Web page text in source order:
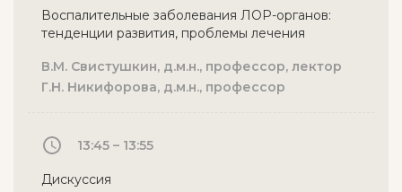
Воспалительные заболевания ЛОР-органов:
тенденции развития, проблемы лечения
В.М. Свистушкин, д.м.н., профессор, лектор
Г.Н. Никифорова, д.м.н., профессор
13:45 – 13:55
Дискуссия